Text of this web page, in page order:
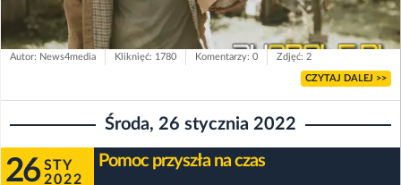
Autor: News4media Kliknięć: 1780 Komentarzy: 0 Zdjęć: 2
CZYTAJ DALEJ >>
Środa, 26 stycznia 2022
26 STY
2022
Pomoc przyszła na czas